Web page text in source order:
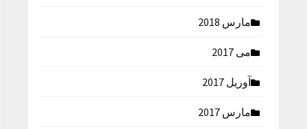
مارس 2018
می 2017
آوریل 2017
مارس 2017